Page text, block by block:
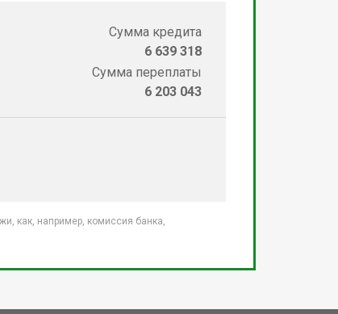
Сумма кредита
6 639 318
Сумма переплаты
6 203 043
как, например, комиссия банка,